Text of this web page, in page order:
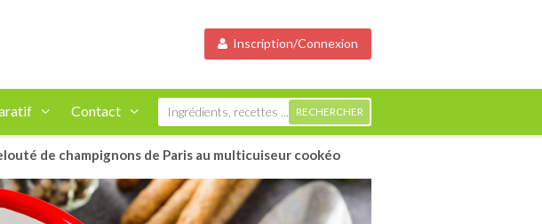
Inscription/Connexion
Contact
de champignons de Paris au multicuiseur cookéo